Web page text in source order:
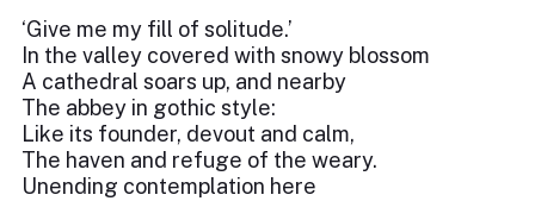
‘Give me my fill of solitude.’
In the valley covered with snowy blossom
A cathedral soars up, and nearby
The abbey in gothic style:
Like its founder, devout and calm,
The haven and refuge of the weary.
Unending contemplation here